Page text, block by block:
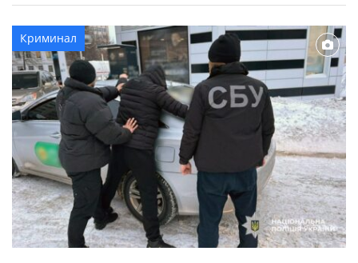
городской голова Сергей Ананко. «В последнее время
моим знакомым звонят по телефону и пишут
неизвестные, представляясь Сергеем Ананко, и просят
одолжить деньги. Сообщаю официально — […]
Криминал